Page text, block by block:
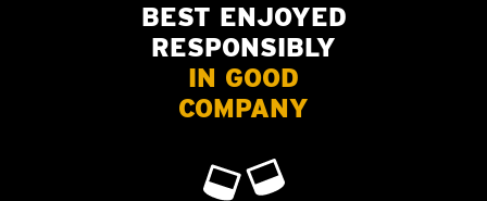
BEST ENJOYED
RESPONSIBLY
IN GOOD
COMPANY